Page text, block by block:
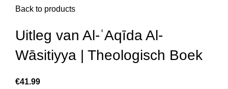
Back to products
Uitleg van Al-ʿAqīda Al-
Wāsitiyya | Theologisch Boek
€